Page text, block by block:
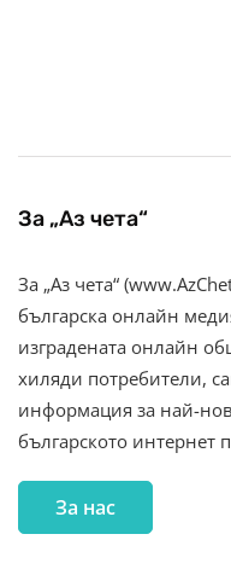
За „Аз чета“
За „Аз чета“
българска онлайн
изградената онлайн
хиляди потребители,
информация за най-
българското интернет
За нас